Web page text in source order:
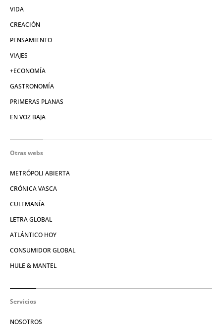
VIDA
CREACIÓN
PENSAMIENTO
VIAJES
+ECONOMÍA
GASTRONOMÍA
PRIMERAS PLANAS
EN VOZ BAJA
Otras webs
METRÓPOLI ABIERTA
CRÓNICA VASCA
CULEMANÍA
LETRA GLOBAL
ATLÁNTICO HOY
CONSUMIDOR GLOBAL
HULE & MANTEL
Servicios
NOSOTROS